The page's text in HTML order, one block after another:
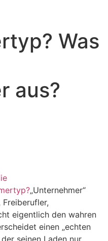
Was
aus?
„Unternehmer“
eigentlich den wahren
einen „echten
seinen Laden nur